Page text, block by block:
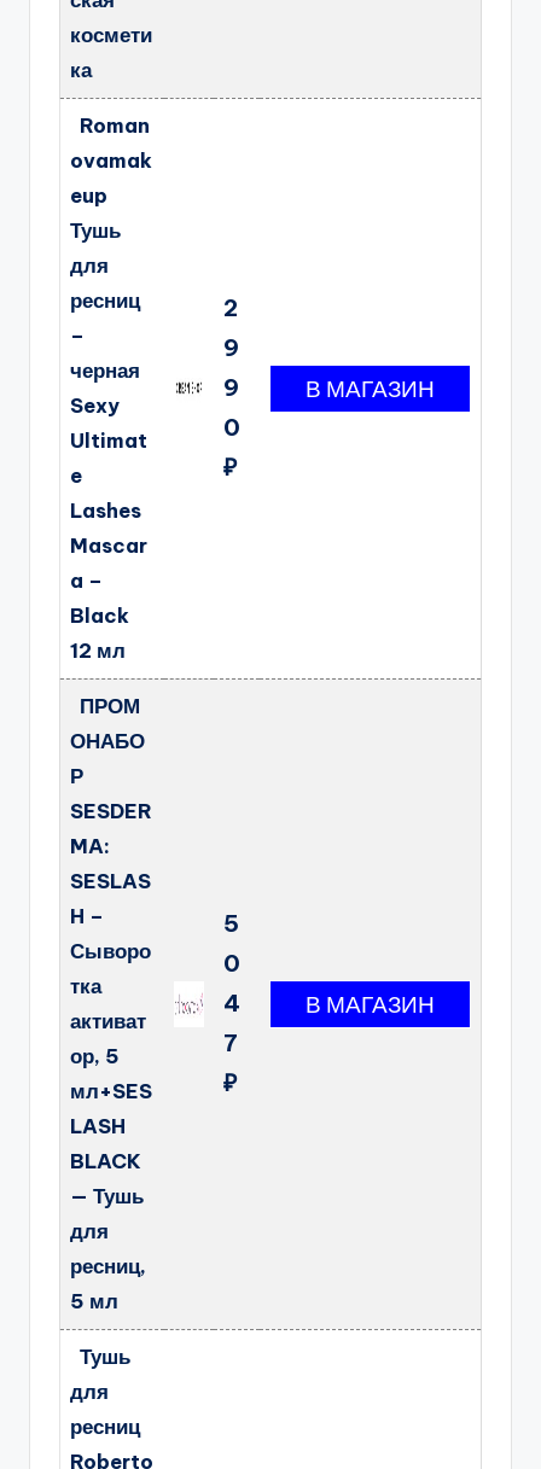
космети
ка
Roman
ovamak
eup
Тушь
для
ресниц
–
черная
Sexy
Ultimat
e
Lashes
Mascar
a –
Black
12 мл
2
9
9
0
₽
ПРОМ
ОНАБО
Р
SESDER
MA:
SESLAS
H –
Сыворо
тка
активат
ор, 5
мл+SES
LASH
BLACK
— Тушь
для
ресниц,
5 мл
5
0
4
7
₽
Тушь
для
ресниц
Roberto